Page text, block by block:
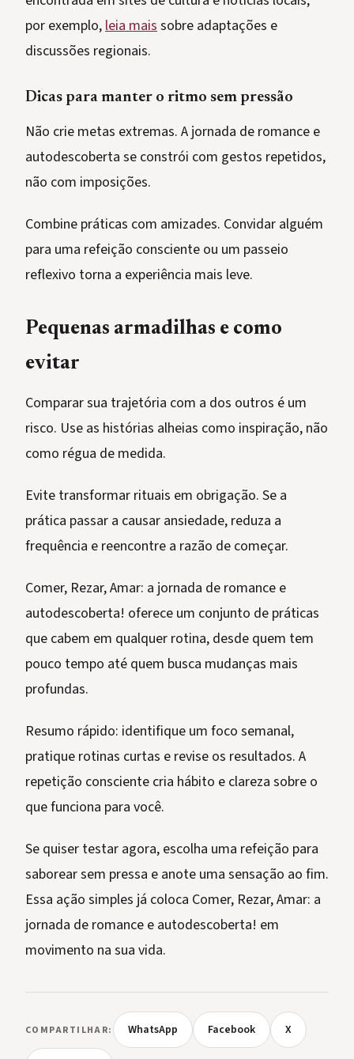
por exemplo,leia maissobre adaptações e
discussões regionais.
Dicas para manter o ritmo sem pressão
Não crie metas extremas. A jornada de romance e
autodescoberta se constrói com gestos repetidos,
não com imposições.
Combine práticas com amizades. Convidar alguém
para uma refeição consciente ou um passeio
reflexivo torna a experiência mais leve.
Pequenas armadilhas e como
evitar
Comparar sua trajetória com a dos outros é um
risco. Use as histórias alheias como inspiração, não
como régua de medida.
Evite transformar rituais em obrigação. Se a
prática passar a causar ansiedade, reduza a
frequência e reencontre a razão de começar.
Comer, Rezar, Amar: a jornada de romance e
autodescoberta! oferece um conjunto de práticas
que cabem em qualquer rotina, desde quem tem
pouco tempo até quem busca mudanças mais
profundas.
Resumo rápido: identifique um foco semanal,
pratique rotinas curtas e revise os resultados. A
repetição consciente cria hábito e clareza sobre o
que funciona para você.
Se quiser testar agora, escolha uma refeição para
saborear sem pressa e anote uma sensação ao fim.
Essa ação simples já coloca Comer, Rezar, Amar: a
jornada de romance e autodescoberta! em
movimento na sua vida.
COMPARTILHAR: WhatsApp Facebook X